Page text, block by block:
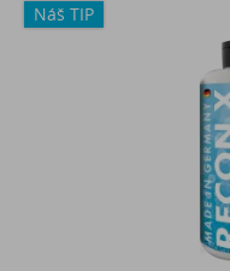
Náš TIP